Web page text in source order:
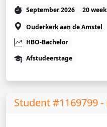
September 2026 20
Ouderkerk aan de Amstel
HBO-Bachelor
Afstudeerstage
Student #1169799